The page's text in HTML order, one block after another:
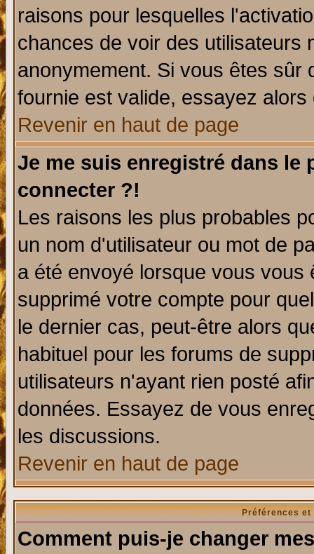
raisons pour lesquelles
chances de voir des utilisateurs
anonymement. Si vous êtes sûr
fournie est valide, essayez
Revenir en haut de page
Je me suis enregistré dans le
connecter ?!
Les raisons les plus probables
un nom d'utilisateur ou mot de
a été envoyé lorsque vous
supprimé votre compte pour
le dernier cas, peut-être alors
habituel pour les forums de
utilisateurs n'ayant rien posté
données. Essayez de vous
les discussions.
Revenir en haut de page
Préférences
Comment puis-je changer